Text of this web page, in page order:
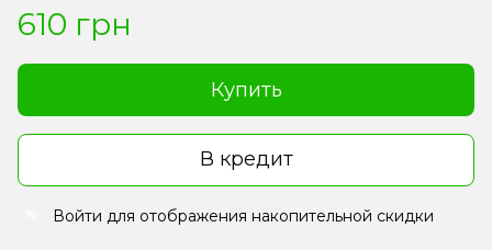
610 грн
Купить
В кредит
Войти для отображения накопительной скидки